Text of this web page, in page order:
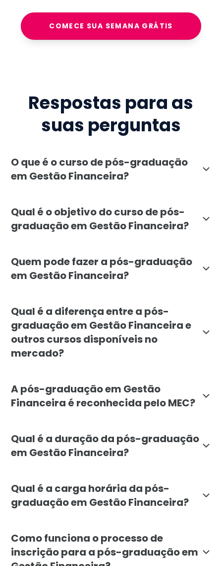
COMECE SUA SEMANA GRÁTIS
Respostas para as
suas perguntas
O que é o curso de pós-graduação
em Gestão Financeira?
Qual é o objetivo do curso de pós-
graduação em Gestão Financeira?
Quem pode fazer a pós-graduação
em Gestão Financeira?
Qual é a diferença entre a pós-
graduação em Gestão Financeira e
outros cursos disponíveis no
mercado?
A pós-graduação em Gestão
Financeira é reconhecida pelo MEC?
Qual é a duração da pós-graduação
em Gestão Financeira?
Qual é a carga horária da pós-
graduação em Gestão Financeira?
Como funciona o processo de
inscrição para a pós-graduação em